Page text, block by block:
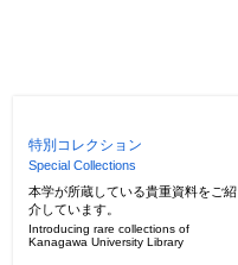
特別コレクション
Special Collections
本学が所蔵している貴重資料をご紹
介しています。
Introducing rare collections of
Kanagawa University Library